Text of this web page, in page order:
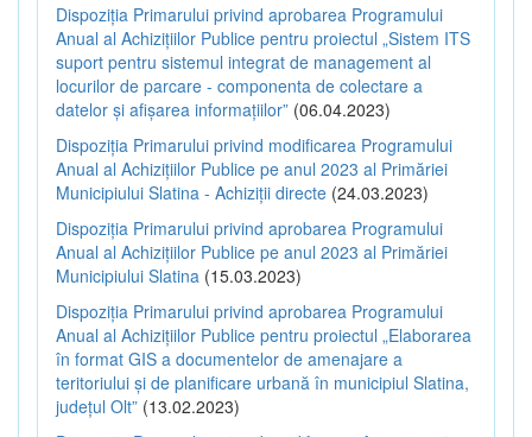
Dispoziția Primarului privind aprobarea Programului
Anual al Achizițiilor Publice pentru proiectul „Sistem ITS
suport pentru sistemul integrat de management al
locurilor de parcare - componenta de colectare a
datelor și afișarea informațiilor” (06.04.2023)
Dispoziția Primarului privind modificarea Programului
Anual al Achizițiilor Publice pe anul 2023 al Primăriei
Municipiului Slatina - Achiziții directe (24.03.2023)
Dispoziția Primarului privind aprobarea Programului
Anual al Achizițiilor Publice pe anul 2023 al Primăriei
Municipiului Slatina (15.03.2023)
Dispoziția Primarului privind aprobarea Programului
Anual al Achizițiilor Publice pentru proiectul „Elaborarea
în format GIS a documentelor de amenajare a
teritoriului și de planificare urbană în municipiul Slatina,
județul Olt” (13.02.2023)